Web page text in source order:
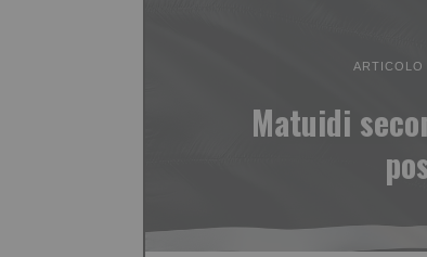
ARTICOLO
Matuidi